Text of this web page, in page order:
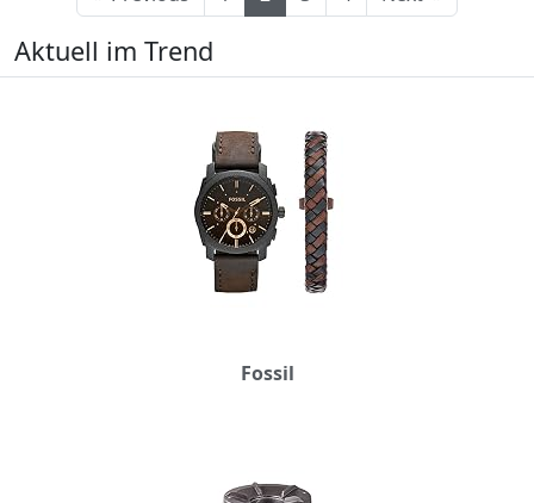
Aktuell im Trend
Fossil